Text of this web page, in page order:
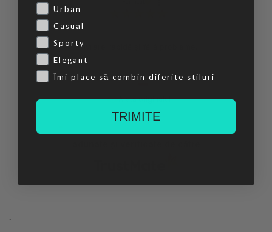
Arată originalul
Livrare rapidă și fără probleme.
ieri
Choose your style
Urban
Casual
Sporty
Elegant
Îmi place să combin diferite stiluri
TRIMITE